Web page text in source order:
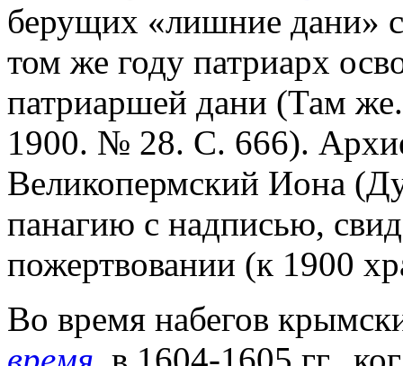
берущих «лишние дани»
том же году патриарх
патриаршей дани (Там
1900. № 28. С. 666).
Великопермский Иона
панагию с надписью,
пожертвовании (к 1900
Во время набегов